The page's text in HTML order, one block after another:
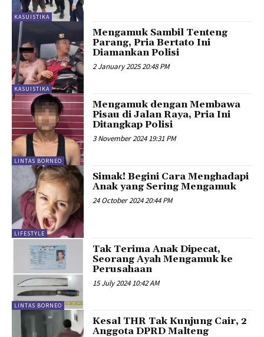
KASUISTIKA
KASUISTIKA
Mengamuk Sambil Tenteng
Parang, Pria Bertato Ini
Diamankan Polisi
2 January 2025 20:48 PM
LINTAS BORNEO
Mengamuk dengan Membawa
Pisau di Jalan Raya, Pria Ini
Ditangkap Polisi
3 November 2024 19:31 PM
LIFESTYLE
Simak! Begini Cara Menghadapi
Anak yang Sering Mengamuk
24 October 2024 20:44 PM
LINTAS BORNEO
Tak Terima Anak Dipecat,
Seorang Ayah Mengamuk ke
Perusahaan
15 July 2024 10:42 AM
Kesal THR Tak Kunjung Cair, 2
Anggota DPRD Malteng